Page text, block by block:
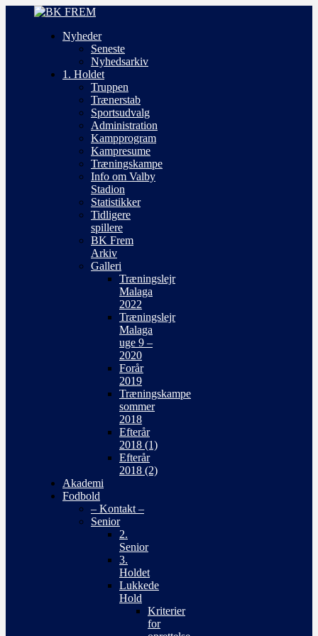
Nyheder
Seneste
Nyhedsarkiv
1. Holdet
Truppen
Trænerstab
Sportsudvalg
Administration
Kampprogram
Kampresume
Træningskampe
Info om Valby
Stadion
Statistikker
Tidligere
spillere
BK Frem
Arkiv
Galleri
Træningslejr
Malaga
2022
Træningslejr
Malaga
uge 9 –
2020
Forår
2019
Træningskampe
sommer
2018
Efterår
2018 (1)
Efterår
2018 (2)
Akademi
Fodbold
– Kontakt –
Senior
2.
Senior
3.
Holdet
Lukkede
Hold
Kriterier
for